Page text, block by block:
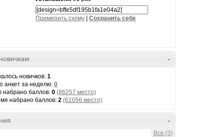
Примерить схему Cохранить себе
-
новичков: 1
анкет за неделю: 0
набрано баллов: 0 (86257 место)
набрано баллов: 2 (61056 место)
-
Все (3)